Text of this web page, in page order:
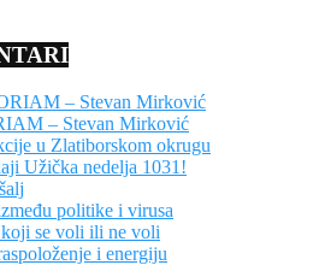
– Stevan Mirković
– Stevan Mirković
u Zlatiborskom okrugu
Užička nedelja 1031!
politike i virusa
koji se voli ili ne voli
i energiju